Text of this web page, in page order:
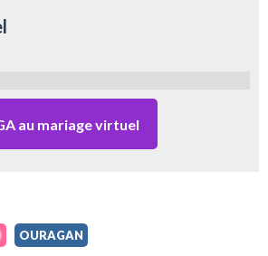
au mariage virtuel
OURAGAN